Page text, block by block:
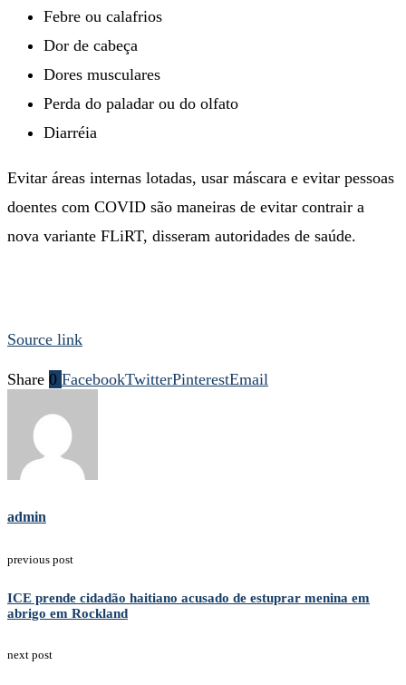
Febre ou calafrios
Dor de cabeça
Dores musculares
Perda do paladar ou do olfato
Diarréia
Evitar áreas internas lotadas, usar máscara e evitar pessoas
doentes com COVID são maneiras de evitar contrair a
nova variante FLiRT, disseram autoridades de saúde.
Source link
Share 0 FacebookTwitterPinterestEmail
admin
previous post
ICE prende cidadão haitiano acusado de estuprar menina em
abrigo em Rockland
next post